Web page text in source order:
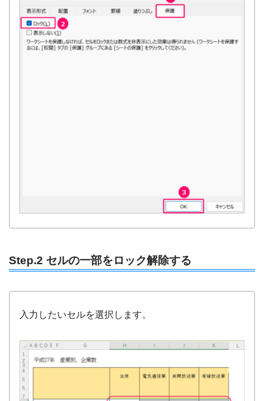
Step.2 セルの一部をロック解除する
入力したいセルを選択します。